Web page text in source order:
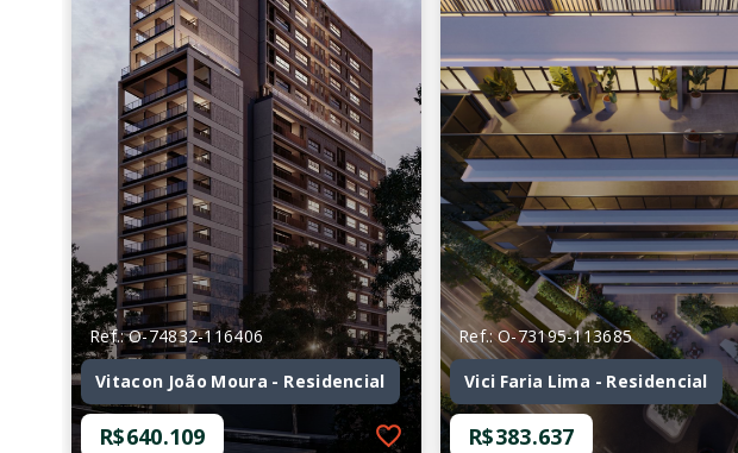
Ref.: O-74832-116406
Vitacon João Moura - Residencial
R$640.109
Ref.: O-73195-113685
Vici Faria Lima - Residencial
R$383.637